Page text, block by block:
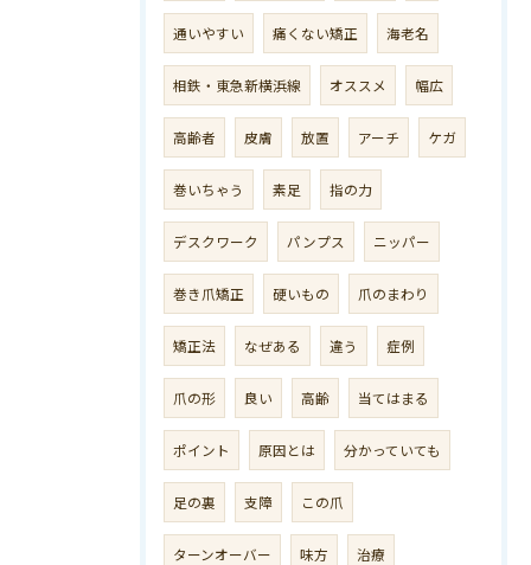
通いやすい 痛くない矯正 海老名
相鉄・東急新横浜線 オススメ 幅広
高齢者 皮膚 放置 アーチ ケガ
巻いちゃう 素足 指の力
デスクワーク パンプス ニッパー
巻き爪矯正 硬いもの 爪のまわり
矯正法 なぜある 違う 症例
爪の形 良い 高齢 当てはまる
ポイント 原因とは 分かっていても
足の裏 支障 この爪
ターンオーバー 味方 治療